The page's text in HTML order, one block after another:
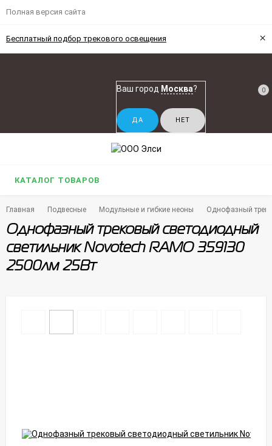
Полная версия сайта
Бесплатный подбор трекового освещения ×
Ваш город Москва? 0
КАТАЛОГ ТОВАРОВ
Главная Подвесные Модульные и гибкие неоны Однофазный
Однофазный трековый светодиодный
светильник Novotech RAMO 359130
2500лм 25Вт